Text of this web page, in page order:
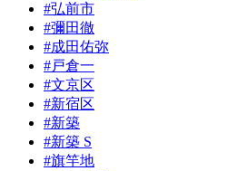
#弘前市
#彌田徹
#成田佑弥
#戸倉一
#文京区
#新宿区
#新築
#新築 S
#旗竿地